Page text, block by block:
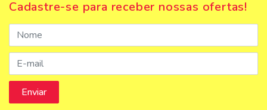
Cadastre-se para receber nossas ofertas!